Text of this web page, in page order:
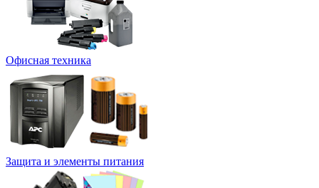
Офисная техника
Защита и элементы питания